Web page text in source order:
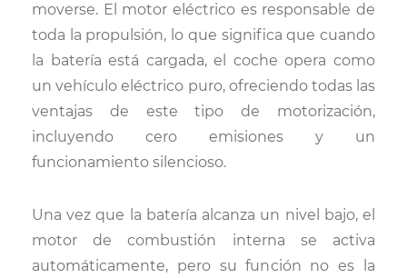
moverse. El motor eléctrico es responsable de
toda la propulsión, lo que significa que cuando
la batería está cargada, el coche opera como
un vehículo eléctrico puro, ofreciendo todas las
ventajas de este tipo de motorización,
incluyendo cero emisiones y un
funcionamiento silencioso.
Una vez que la batería alcanza un nivel bajo, el
motor de combustión interna se activa
automáticamente, pero su función no es la